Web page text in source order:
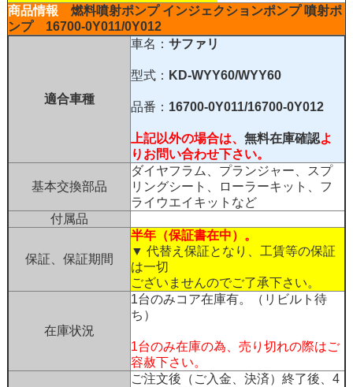
商品情報 燃料噴射ポンプ インジェクションポンプ 噴射ポ
ンプ
16700-0Y011/0Y012
適合車種
車名： サファリ
型式： KD-WYY60/WYY60
品番： 16700-0Y011/16700-0Y012
上記以外の場合は、 無料在庫確認よ
りお問い合わせ下さい。
基本交換部品
ダイヤフラム、プランジャー、スプ
リングシート、ローラーキット、フ
ライウエイキットなど
付属品
保証、保証期間
半年（保証書在中）。
▼ 代替え保証となり、工賃等の保証
は一切
ございませんのでご了承下さい。
在庫状況
1台のみコア在庫有。（リビルト待
ち）
1台のみ在庫の為、売り切れの際はご
容赦下さい。
ご注文後（ご入金、決済）終了後、4